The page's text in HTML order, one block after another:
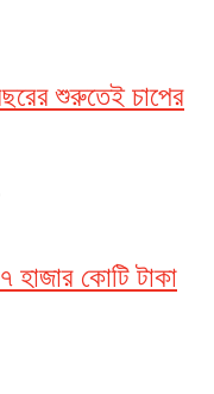
শুরুতেই চাপের
হাজার কোটি টাকা